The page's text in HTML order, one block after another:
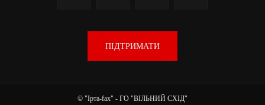
ПІДТРИМАТИ
© "Ірта-fax" - ГО "ВІЛЬНИЙ СХІД"